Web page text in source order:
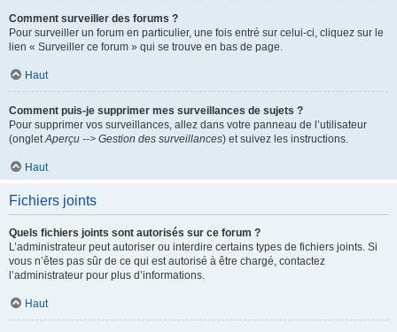
Comment surveiller des forums ?
Pour surveiller un forum en particulier, une fois entré sur celui-ci, cliquez sur le
lien « Surveiller ce forum » qui se trouve en bas de page.
Haut
Comment puis-je supprimer mes surveillances de sujets ?
Pour supprimer vos surveillances, allez dans votre panneau de l’utilisateur
(ongletAperçu --> Gestion des surveillances) et suivez les instructions.
Haut
Fichiers joints
Quels fichiers joints sont autorisés sur ce forum ?
L’administrateur peut autoriser ou interdire certains types de fichiers joints. Si
vous n’êtes pas sûr de ce qui est autorisé à être chargé, contactez
l’administrateur pour plus d’informations.
Haut